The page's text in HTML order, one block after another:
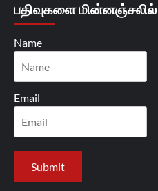
பதிவுகளை
Name
Email